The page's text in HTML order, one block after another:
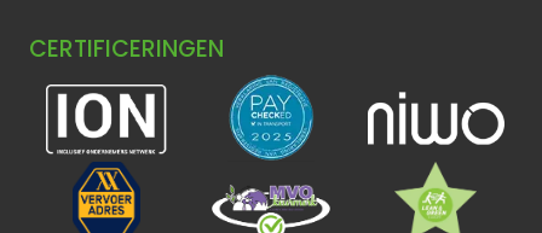
CERTIFICERINGEN